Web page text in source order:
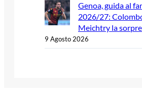
Genoa, guida al
2026/27:
Meichtry la
9 Agosto 2026